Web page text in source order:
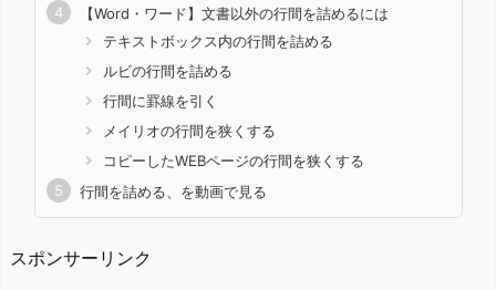
【Word・ワード】文書以外の行間を詰めるには
テキストボックス内の行間を詰める
ルビの行間を詰める
行間に罫線を引く
メイリオの行間を狭くする
コピーしたWEBページの行間を狭くする
行間を詰める、を動画で見る
スポンサーリンク